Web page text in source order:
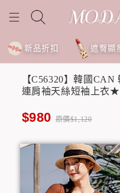
新品折扣 遮臀顯
【C56320】韓國
連肩袖天絲短袖上衣
$980 原價$1,120